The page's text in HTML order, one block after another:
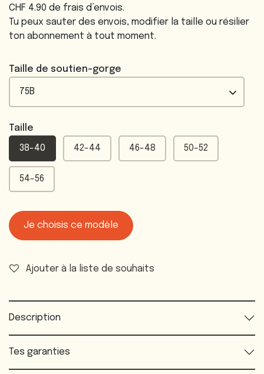
CHF 4.90 de frais d’envois.
Tu peux sauter des envois, modifier la taille ou résilier
ton abonnement à tout moment.
Taille de soutien-gorge
Taille
38-40
42-44 46-48 50-52
54-56
Je choisis ce modèle
Ajouter à la liste de souhaits
Description
Tes garanties